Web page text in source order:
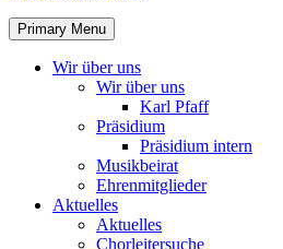
Primary Menu
Wir über uns
Wir über uns
Karl Pfaff
Präsidium
Präsidium intern
Musikbeirat
Ehrenmitglieder
Aktuelles
Aktuelles
Chorleitersuche